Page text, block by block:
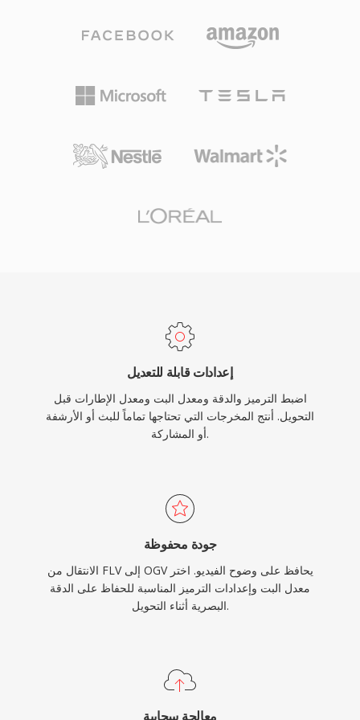
HTML5 والترميزات الحديثة حلت محل التوصيل
مشابهة. تستخدم حاوية Ogg مخطط مزج قائم على
Opus، ويدعم ميزات مثل التدفقات المتسلسلة للدمج
السلس والتدفقات المتعددة لتشغيل الوسائط المتعددة
الويب المفتوحة، حيث كان من أولى صيغ الفيديو
مما أثبت أن فيديو الويب يمكن أن يعمل دون الاعتماد
كبير في مشهد الفيديو مفتوح المصدر، تظل الصيغة
المصدر والسياقات التي تكون فيها الحرية الكاملة من
مخاوف براءات الاختراع أولوية.
إعدادات قابلة للتعديل
اضبط الترميز والدقة ومعدل البت ومعدل الإطارات قبل
التحويل. أنتج المخرجات التي تحتاجها تماماً للبث أو الأرشفة
أو المشاركة.
جودة محفوظة
الانتقال من FLV إلى OGV يحافظ على وضوح الفيديو. اختر
معدل البت وإعدادات الترميز المناسبة للحفاظ على الدقة
البصرية أثناء التحويل.
معالجة سحابية